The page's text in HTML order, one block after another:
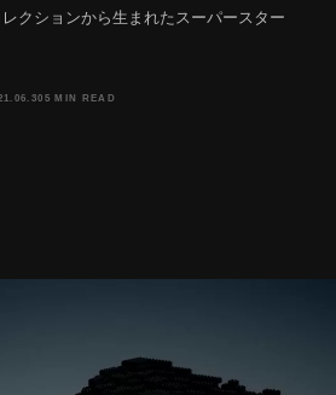
クションから生まれたスーパースター
5 MIN READ